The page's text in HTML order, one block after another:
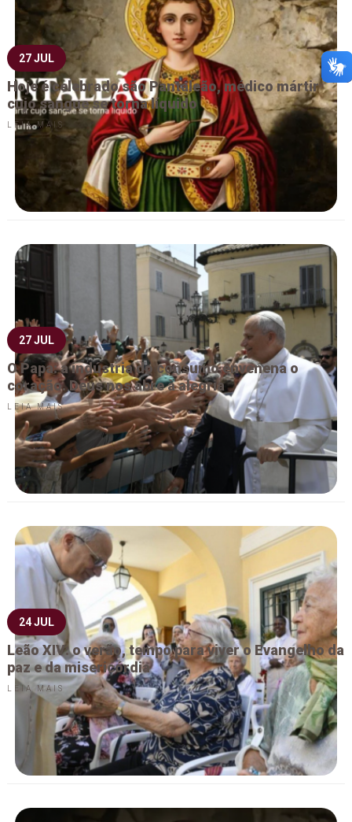
27 JUL
Hoje é celebrado são Pantaleão, médico mártir
cujo sangue se torna líquido
LEIA MAIS
27 JUL
O Papa: a indústria do consumo envenena o
coração. Deus nos abre à alegria
LEIA MAIS
24 JUL
Leão XIV: o verão, tempo para viver o Evangelho da
paz e da misericórdia
LEIA MAIS